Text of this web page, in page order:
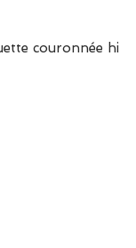
couronnée hi